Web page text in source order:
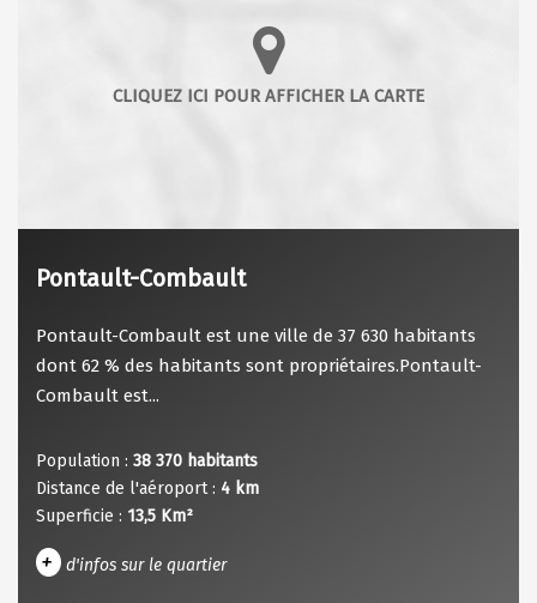
Pontault-Combault
Pontault-Combault est une ville de 37 630 habitants
dont 62 % des habitants sont propriétaires.Pontault-
Combault est...
Population : 38 370 habitants
Distance de l'aéroport : 4 km
Superficie : 13,5 Km²
+ d'infos sur le quartier